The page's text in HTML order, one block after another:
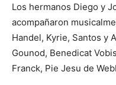
Los hermanos Diego y
acompañaron
Handel, Kyrie, Santos y
Gounod, Benedicat
Franck, Pie Jesu de